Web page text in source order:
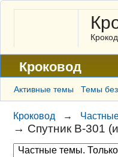
Кроковод
Форум
Архив
ГАЛЕРЕЯ
Активные темы Темы без
Кроковод →
→ Спутник В-301